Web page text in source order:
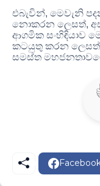
එබැවින්, මෙවැනි
නොකරන ලෙසත්,
ආගමික සංහිඳියාව
කටයුතු කරන ලෙසත්
සමස්ත